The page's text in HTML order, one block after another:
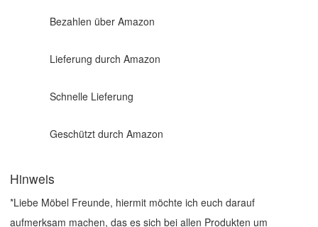
Bezahlen über Amazon
Lieferung durch Amazon
Schnelle Lieferung
Geschützt durch Amazon
Hinweis
*Liebe Möbel Freunde, hiermit möchte ich euch darauf
aufmerksam machen, das es sich bei allen Produkten um